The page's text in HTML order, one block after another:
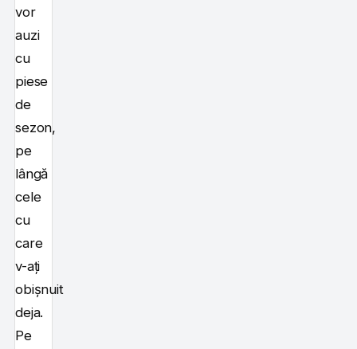
vor
auzi
cu
piese
de
sezon,
pe
lângă
cele
cu
care
v-ați
obișnuit
deja.
Pe